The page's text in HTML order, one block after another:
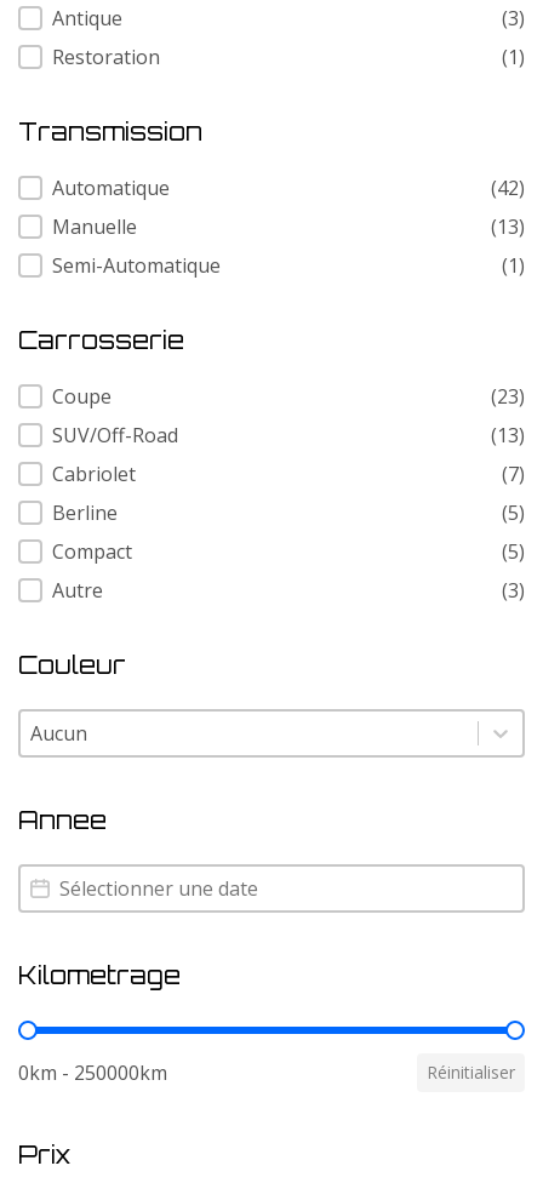
Antique
(3)
Restoration
(1)
Transmission
Transmission
Automatique
(42)
Manuelle
(13)
Semi-Automatique
(1)
Carrosserie
Carrosserie
Coupe
(23)
SUV/Off-Road
(13)
Cabriolet
(7)
Berline
(5)
Compact
(5)
Autre
(3)
Couleur
Couleur
Couleur
Annee
Annee
Annee
Kilometrage
Kilometrage
0km - 250000km Réinitialiser
Prix